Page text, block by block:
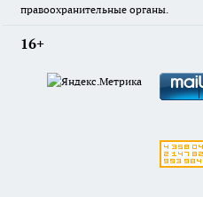
правоохранительные органы.
16+